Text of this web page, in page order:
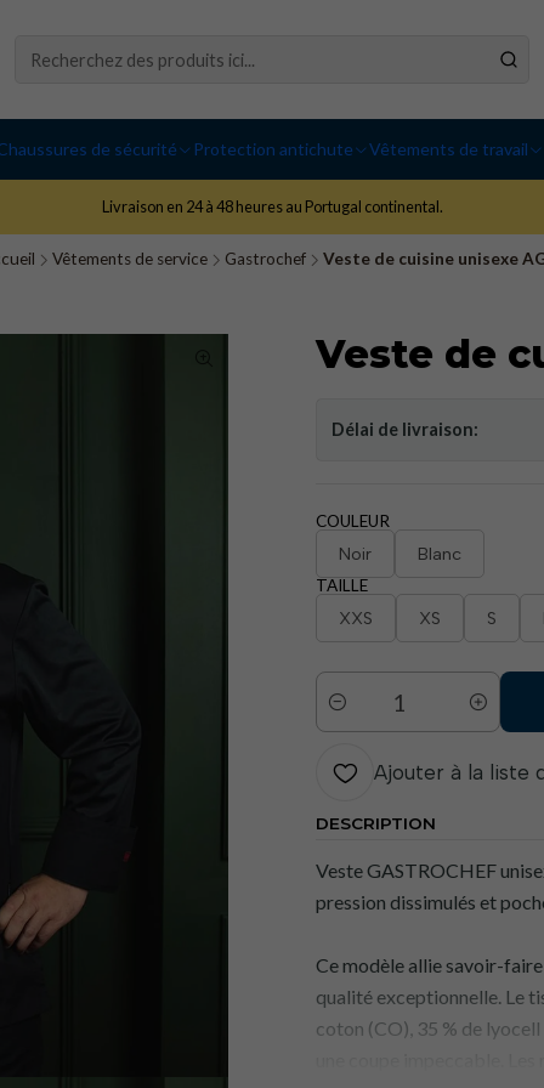
de sécurité Protection antichute Vêtements de travail
Livraison en 24 à 48 heures au Portugal continental.
Vêtements de service Gastrochef Veste de cuisine unisexe
Veste de
Délai de livraison:
COULEUR
Noir Blanc
TAILLE
XXS XS S
Quantité
Ajouter à la liste
DESCRIPTION
Veste GASTROCHEF
pression dissimulés et
Ce modèle allie savoir-
qualité exceptionnelle. Le
coton (CO), 35 % de